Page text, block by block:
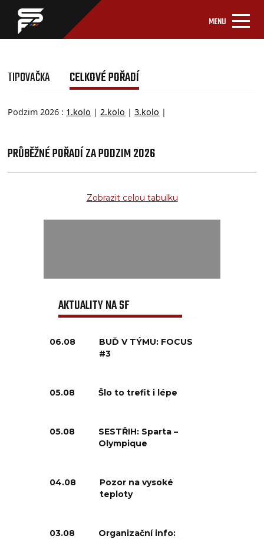
MENU
TIPOVAČKA CELKOVÉ POŘADÍ
Podzim 2026 : 1.kolo |2.kolo |3.kolo |
PRŮBĚŽNÉ POŘADÍ ZA PODZIM 2026
Zobrazit celou tabulku
AKTUALITY NA SF
06.08
BUĎ V TÝMU: FOCUS
#3
05.08 Šlo to trefit i lépe
05.08
SESTŘIH: Sparta –
Olympique
04.08
Pozor na vysoké
teploty
03.08
Organizační info: